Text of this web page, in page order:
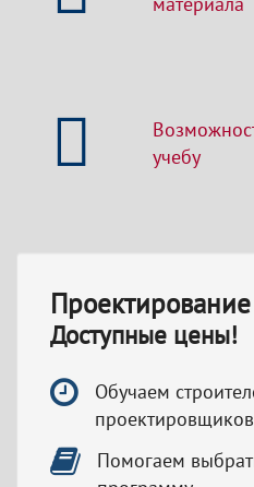
учебу
Проектирование
Доступные цены!
Обучаем
Помогаем